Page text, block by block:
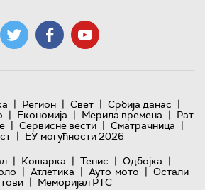
| Регион | Свет | Србија данас |
| Економија | Мерила времена | Рат
| Сервисне вести | Сматрачница |
| ЕУ могућности 2026
| Кошарка | Тенис | Одбојка |
| Атлетика | Ауто-мото | Остали
| Меморијал РТС